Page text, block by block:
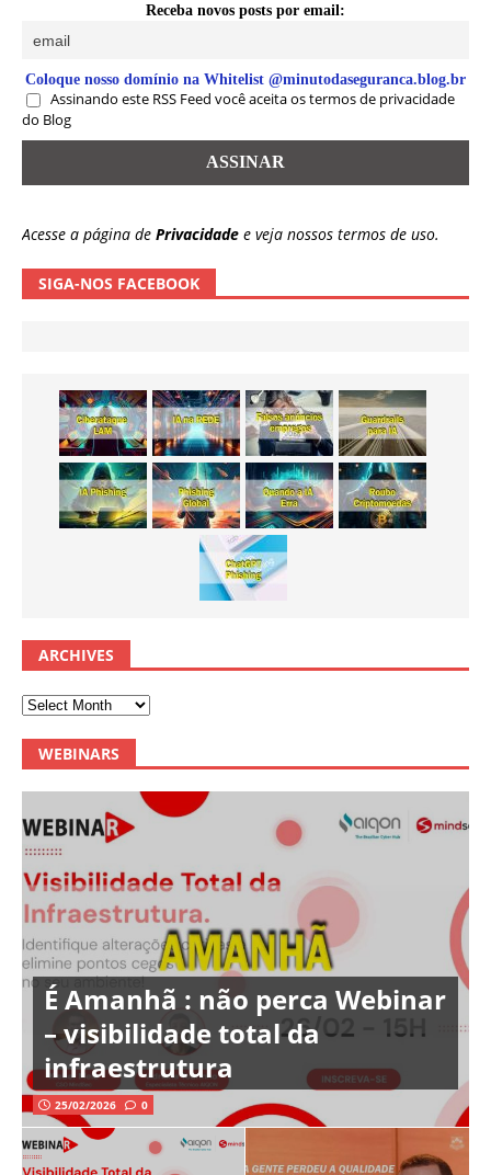
Receba novos posts por email:
Coloque nosso domínio na Whitelist @minutodaseguranca.blog.br
Assinando este RSS Feed você aceita os termos de privacidade
do Blog
Acesse a página de Privacidade e veja nossos termos de uso.
SIGA-NOS FACEBOOK
ARCHIVES
WEBINARS
É Amanhã : não perca Webinar
– visibilidade total da
infraestrutura
25/02/2026 0